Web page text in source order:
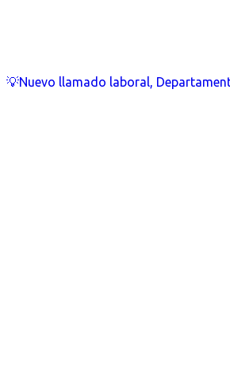
💡Nuevo llamado laboral,